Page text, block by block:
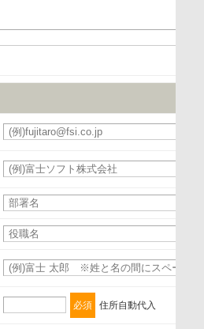
的
のご案内及び当該企業/団体からの
、企業・団体名、部署名、役職、
、FAX番号、メールアドレス
たは手法
法
共同で開催する企業/団体
必須 住所自動代入